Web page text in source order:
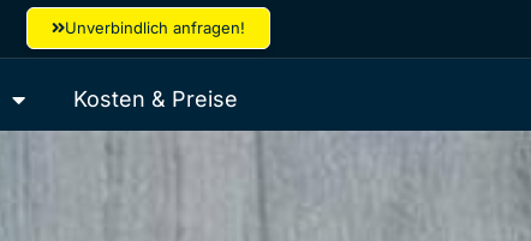
Unverbindlich anfragen!
Kosten & Preise